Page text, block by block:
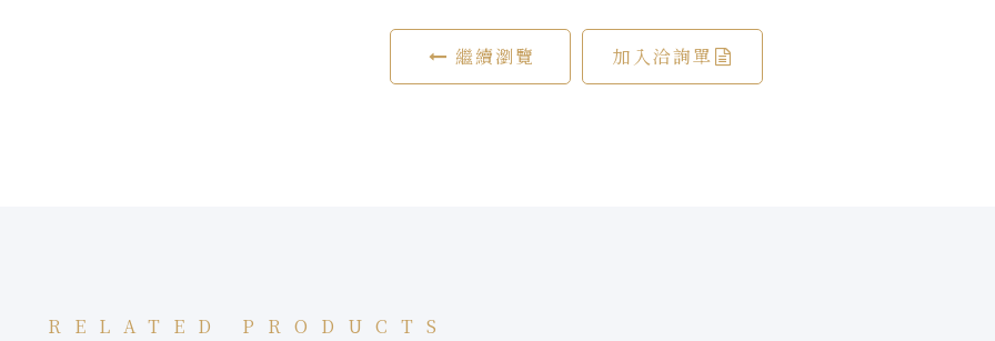
繼續瀏覽 加入洽詢單
RELATED PRODUCTS